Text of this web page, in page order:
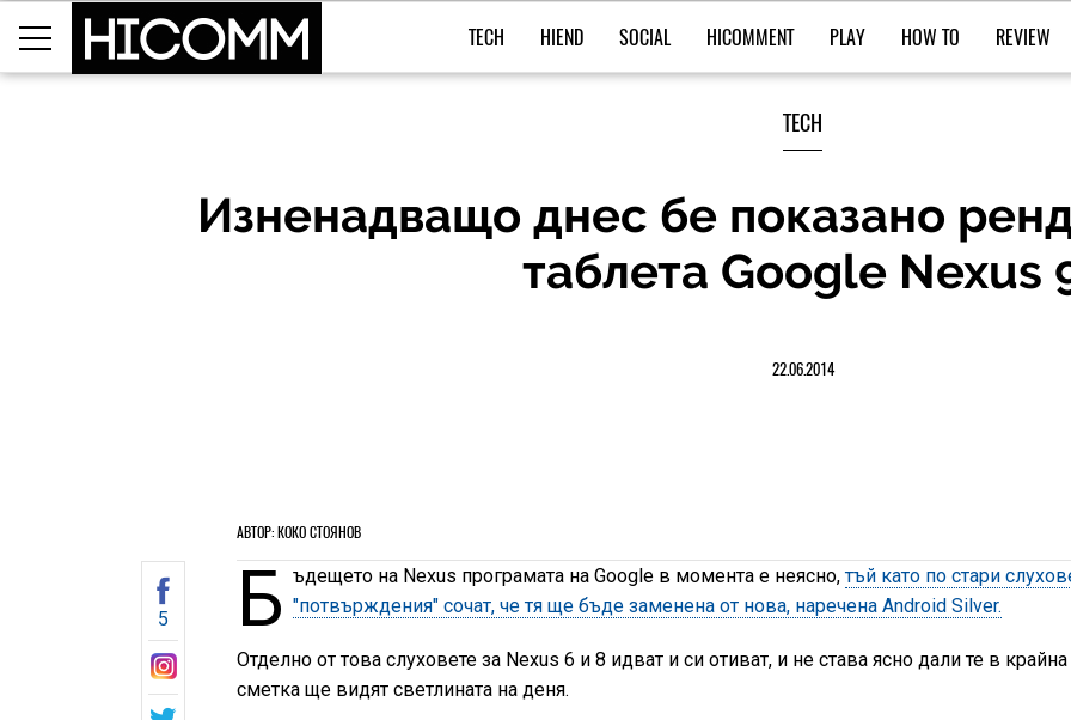
TECH HIEND SOCIAL HICOMMENT PLAY HOW TO REVIEW
TECH
Изненадващо днес бе показано
таблета Google Nexus
22.06.2014
АВТОР: КОКО СТОЯНОВ
5 Б ъдещето на Nexus програмата на Google в момента е неясно,тъй като по стари
"потвърждения" сочат, че тя ще бъде заменена от нова, наречена Android Silver.
Отделно от това слуховете за Nexus 6 и 8 идват и си отиват, и не става ясно дали те в крайна
сметка ще видят светлината на деня.